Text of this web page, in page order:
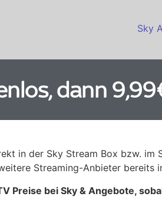
Sky
dann
in der Sky Stream Box bzw. im
Streaming-Anbieter bereits
Preise bei Sky & Angebote,